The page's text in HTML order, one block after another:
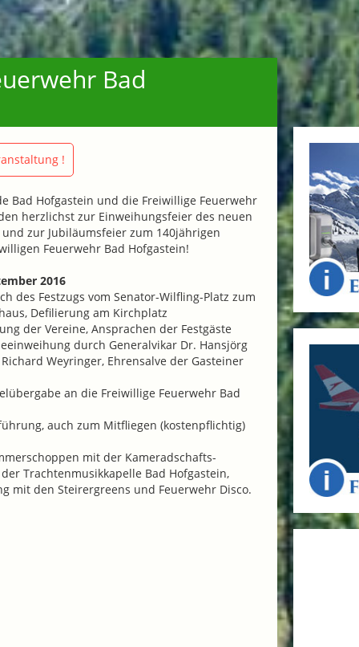
Bad
!
Bad Hofgastein und die Freiwillige Feuerwehr
herzlichst zur Einweihungsfeier des neuen
zur Jubiläumsfeier zum 140jährigen
Feuerwehr Bad Hofgastein!
2016
des Festzugs vom Senator-Wilfling-Platz zum
Defilierung am Kirchplatz
der Vereine, Ansprachen der Festgäste
durch Generalvikar Dr. Hansjörg
Weyringer, Ehrensalve der Gasteiner
an die Freiwillige Feuerwehr Bad
auch zum Mitfliegen (kostenpflichtig)
mit der Kameradschafts-
Trachtenmusikkapelle Bad Hofgastein,
mit den Steirergreens und Feuerwehr Disco.